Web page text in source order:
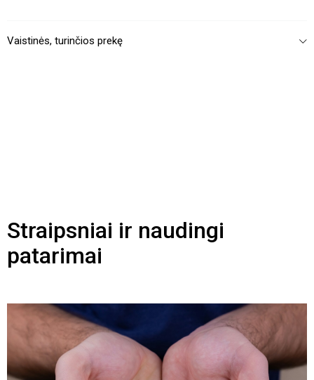
Vaistinės, turinčios prekę
Straipsniai ir naudingi
patarimai